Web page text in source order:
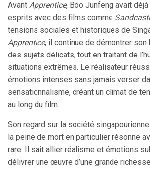
Avant Apprentice, Boo Junfeng avait
esprits avec des films comme
tensions sociales et historiques de
Apprentice, il continue de démontrer son
des sujets délicats, tout en traitant de
situations extrêmes. Le réalisateur
émotions intenses sans jamais verser
sensationnalisme, créant un climat de
au long du film.
Son regard sur la société
la peine de mort en particulier résonne
rare. Il sait allier réalisme et émotions
délivrer une œuvre d’une grande